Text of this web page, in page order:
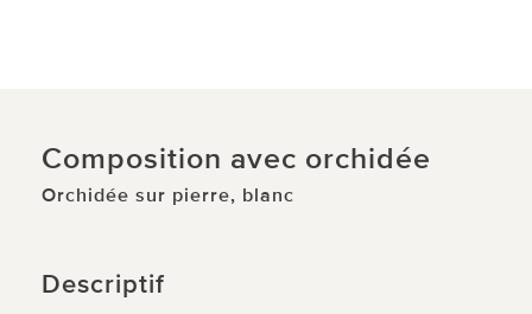
Composition avec orchidée
Orchidée sur pierre, blanc
Descriptif